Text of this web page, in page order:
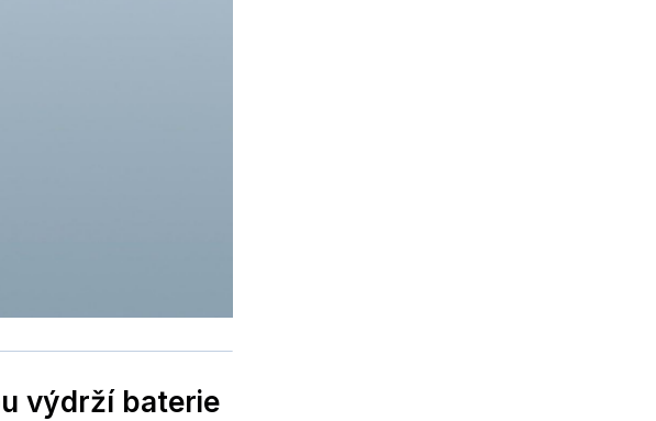
výdrží baterie